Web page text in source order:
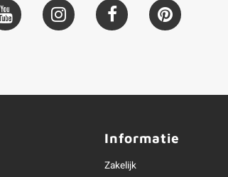
Informatie
Zakelijk